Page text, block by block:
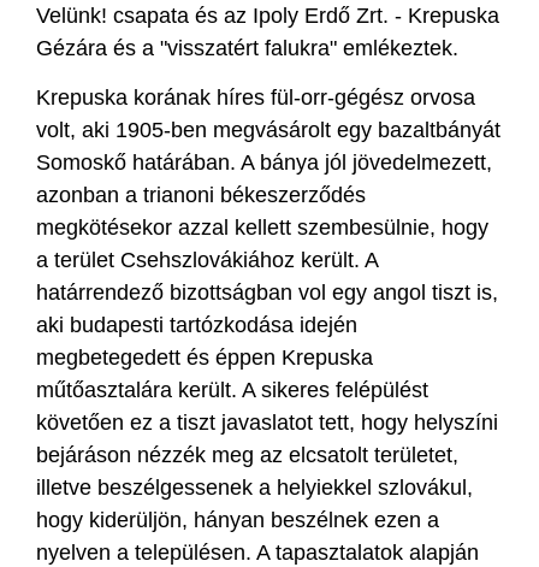
Velünk! csapata és az Ipoly Erdő Zrt. - Krepuska
Gézára és a "visszatért falukra" emlékeztek.
Krepuska korának híres fül-orr-gégész orvosa
volt, aki 1905-ben megvásárolt egy bazaltbányát
Somoskő határában. A bánya jól jövedelmezett,
azonban a trianoni békeszerződés
megkötésekor azzal kellett szembesülnie, hogy
a terület Csehszlovákiához került. A
határrendező bizottságban vol egy angol tiszt is,
aki budapesti tartózkodása idején
megbetegedett és éppen Krepuska
műtőasztalára került. A sikeres felépülést
követően ez a tiszt javaslatot tett, hogy helyszíni
bejáráson nézzék meg az elcsatolt területet,
illetve beszélgessenek a helyiekkel szlovákul,
hogy kiderüljön, hányan beszélnek ezen a
nyelven a településen. A tapasztalatok alapján